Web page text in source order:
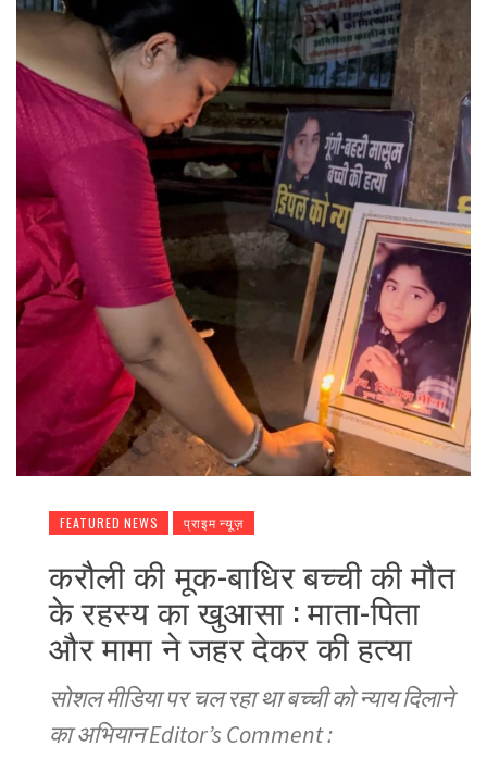
FEATURED NEWS प्राइम न्यूज़
करौली की मूक-बाधिर बच्ची की मौत
के रहस्य का खुआसा : माता-पिता
और मामा ने जहर देकर की हत्या
सोशल मीडिया पर चल रहा था बच्ची को न्याय दिलाने
का अभियान Editor’s Comment :